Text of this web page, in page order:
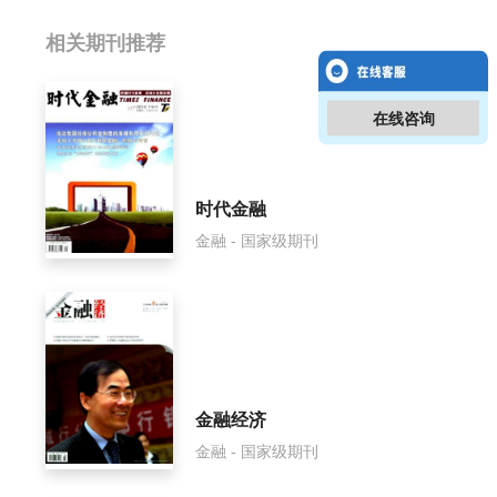
相关提问
新疆金融影响因子是多少？
新疆金融怎么样？
新疆金融面费如何收取？
新疆金融是什么级别刊物？
新疆金融审稿要多久？
新疆金融是国家级期刊吗？
相关期刊推荐
时代金融
金融 - 国家级期刊
金融经济
金融 - 国家级期刊
在线咨询